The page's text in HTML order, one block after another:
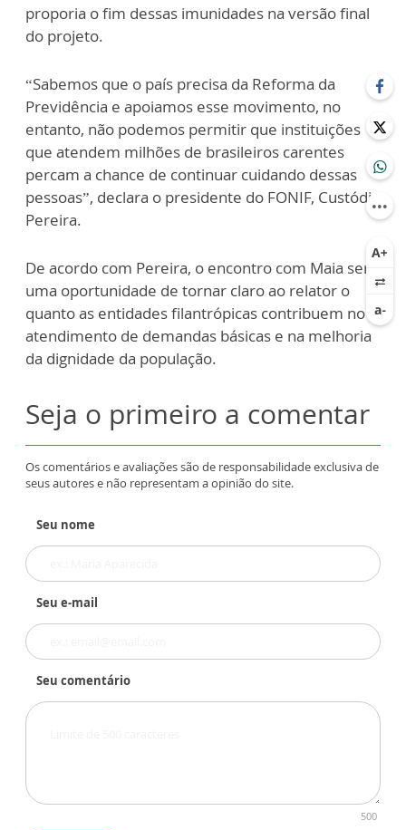
proporia o fim dessas imunidades na versão final
do projeto.
“Sabemos que o país precisa da Reforma da
Previdência e apoiamos esse movimento, no
entanto, não podemos permitir que instituições
que atendem milhões de brasileiros carentes
percam a chance de continuar cuidando dessas
pessoas”, declara o presidente do FONIF, Custódio
Pereira.
De acordo com Pereira, o encontro com Maia será
uma oportunidade de tornar claro ao relator o
quanto as entidades filantrópicas contribuem no
atendimento de demandas básicas e na melhoria
da dignidade da população.
Seja o primeiro a comentar
Os comentários e avaliações são de responsabilidade exclusiva de
seus autores e não representam a opinião do site.
Seu nome
Seu e-mail
Seu comentário
500